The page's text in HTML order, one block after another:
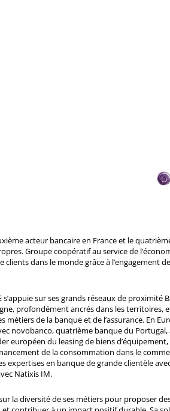
acteur bancaire en France et le
Groupe coopératif au service de
clients dans le monde grâce à l’engagement
s’appuie sur ses grands réseaux de proximité
profondément ancrés dans les territoires,
métiers de la banque et de l’assurance. En
novobanco, quatrième banque du Portugal,
européen du leasing de biens d’équipement,
de la consommation dans le
expertises en banque de grande clientèle
Natixis IM.
sur la diversité de ses métiers pour proposer